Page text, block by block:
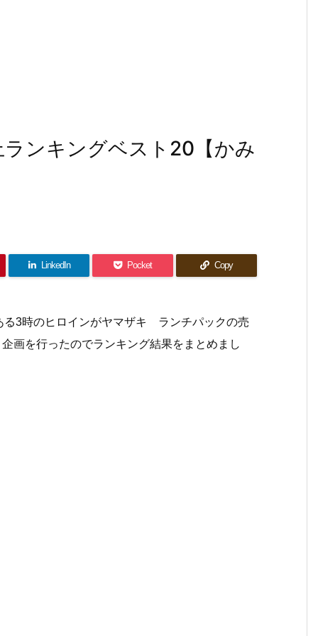
ンキングベスト20【かみ
LinkedIn Pocket Copy
る3時のヒロインがヤマザキ ランチパックの売
画を行ったのでランキング結果をまとめまし